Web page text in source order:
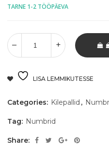
TARNE 1-2 TÖÖPÄEVA
LISA LEMMIKUTESSE
Categories: Kilepallid ,
Tag: Numbrid
Share: